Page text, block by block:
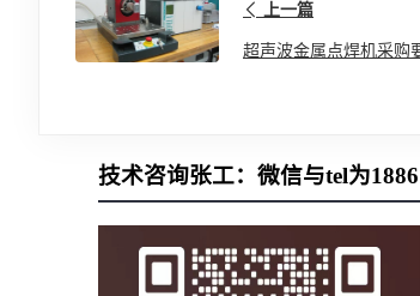
上一篇
超声波金属点焊机采购
技术咨询张工：微信与tel为